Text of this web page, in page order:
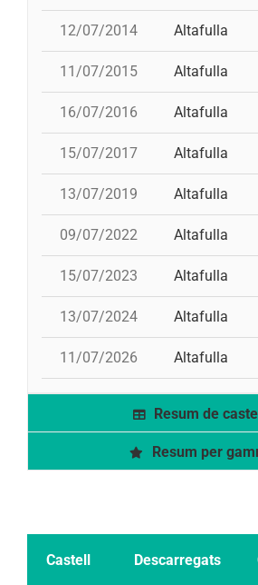
12/07/2014 Altafulla
11/07/2015 Altafulla
16/07/2016 Altafulla
15/07/2017 Altafulla
13/07/2019 Altafulla
09/07/2022 Altafulla
15/07/2023 Altafulla
13/07/2024 Altafulla
11/07/2026 Altafulla
Resum de
Resum per
Castell Descarregats